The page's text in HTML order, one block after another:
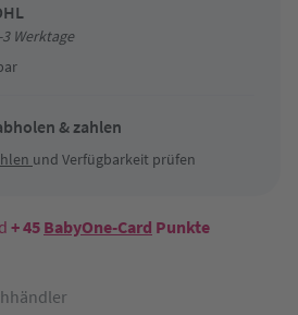
Werktage
& zahlen
und Verfügbarkeit prüfen
+ 45 BabyOne-Card Punkte